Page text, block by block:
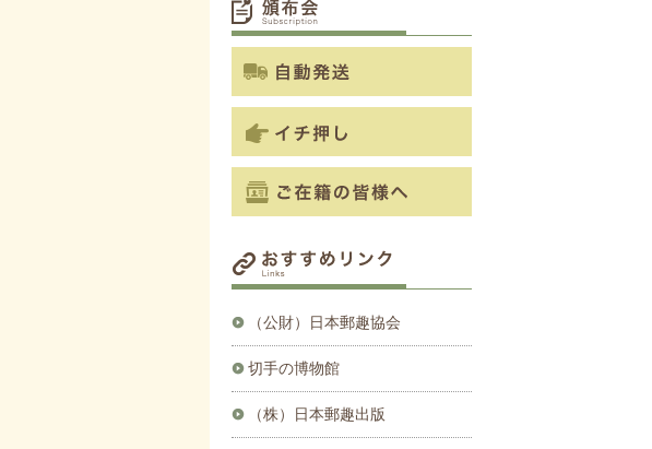
（公財）日本郵趣協会
切手の博物館
（株）日本郵趣出版